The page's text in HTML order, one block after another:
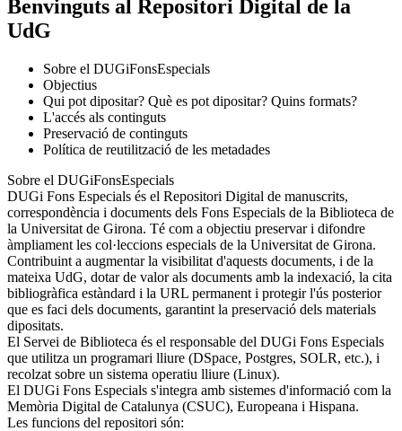
Benvinguts al Repositori Digital de la
UdG
Sobre el DUGiFonsEspecials
Objectius
Qui pot dipositar? Què es pot dipositar? Quins formats?
L'accés als continguts
Preservació de continguts
Política de reutilització de les metadades
Sobre el DUGiFonsEspecials
DUGi Fons Especials és el Repositori Digital de manuscrits,
correspondència i documents dels Fons Especials de la Biblioteca de
la Universitat de Girona. Té com a objectiu preservar i difondre
àmpliament les col·leccions especials de la Universitat de Girona.
Contribuint a augmentar la visibilitat d'aquests documents, i de la
mateixa UdG, dotar de valor als documents amb la indexació, la cita
bibliogràfica estàndard i la URL permanent i protegir l'ús posterior
que es faci dels documents, garantint la preservació dels materials
dipositats.
El Servei de Biblioteca és el responsable del DUGi Fons Especials
que utilitza un programari lliure (DSpace, Postgres, SOLR, etc.), i
recolzat sobre un sistema operatiu lliure (Linux).
El DUGi Fons Especials s'integra amb sistemes d'informació com la
Memòria Digital de Catalunya (CSUC), Europeana i Hispana.
Les funcions del repositori són: